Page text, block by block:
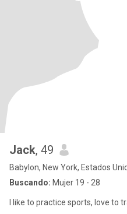
Jack, 49
Babylon, New York, Estados
Buscando: Mujer 19 - 28
I like to practice sports, love to